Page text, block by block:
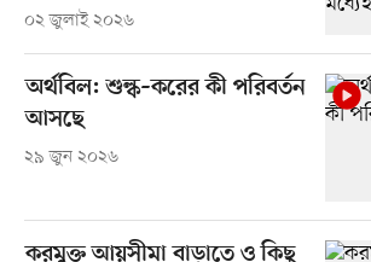
০২ জুলাই ২০২৬
অর্থবিল: শুল্ক–করের কী পরিবর্তন
আসছে
২৯ জুন ২০২৬
করমুক্ত আয়সীমা বাড়াতে ও কিছু